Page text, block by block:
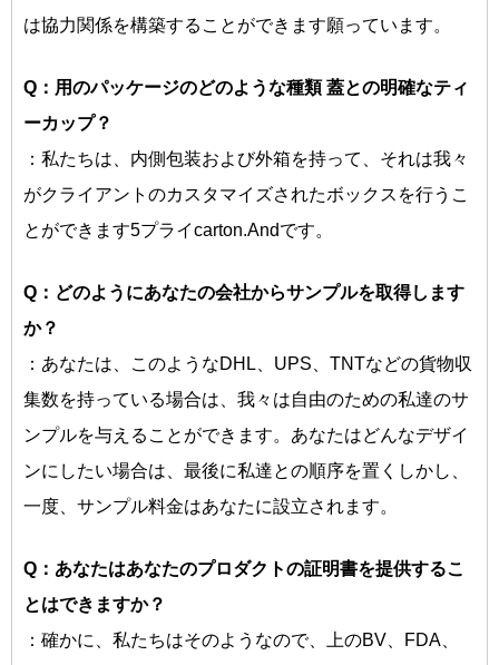
は協力関係を構築することができます願っています。
Q：用のパッケージのどのような種類 蓋との明確なティ
ーカップ？
：私たちは、内側包装および外箱を持って、それは我々
がクライアントのカスタマイズされたボックスを行うこ
とができます5プライcarton.Andです。
Q：どのようにあなたの会社からサンプルを取得します
か？
：あなたは、このようなDHL、UPS、TNTなどの貨物収
集数を持っている場合は、我々は自由のための私達のサ
ンプルを与えることができます。あなたはどんなデザイ
ンにしたい場合は、最後に私達との順序を置くしかし、
一度、サンプル料金はあなたに設立されます。
Q：あなたはあなたのプロダクトの証明書を提供するこ
とはできますか？
：確かに、私たちはそのようなので、上のBV、FDA、